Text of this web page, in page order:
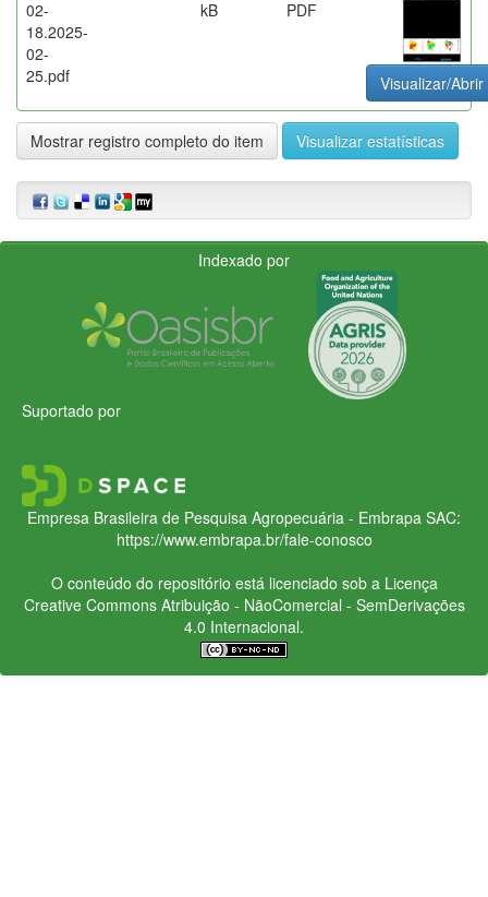
02-
18.2025-
02-
25.pdf
kB
PDF
Visualizar/Abrir
Mostrar registro completo do item Visualizar estatísticas
Indexado por
Suportado por
Empresa Brasileira de Pesquisa Agropecuária - Embrapa SAC:
https://www.embrapa.br/fale-conosco
O conteúdo do repositório está licenciado sob a Licença
Creative CommonsAtribuição - NãoComercial - SemDerivações
4.0 Internacional.